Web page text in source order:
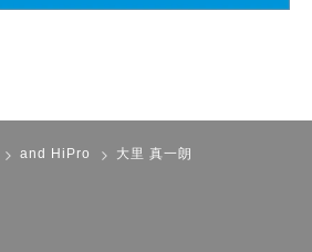
and HiPro 大里 真一朗